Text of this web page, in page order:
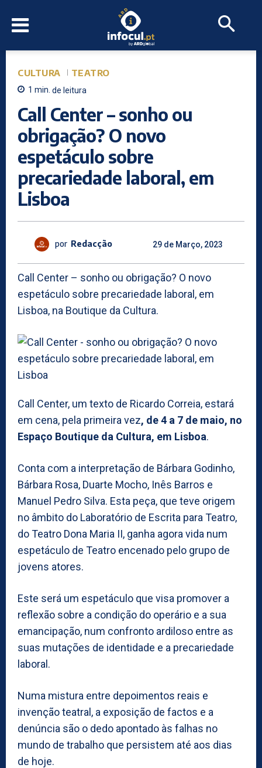
CULTURA TEATRO
1 min. de leitura
Call Center – sonho ou
obrigação? O novo
espetáculo sobre
precariedade laboral, em
Lisboa
por Redacção 29 de Março, 2023
Call Center – sonho ou obrigação? O novo
espetáculo sobre precariedade laboral, em
Lisboa, na Boutique da Cultura.
Call Center, um texto de Ricardo Correia, estará
em cena, pela primeira vez, de 4 a 7 de maio, no
Espaço Boutique da Cultura, em Lisboa.
Conta com a interpretação de Bárbara Godinho,
Bárbara Rosa, Duarte Mocho, Inês Barros e
Manuel Pedro Silva. Esta peça, que teve origem
no âmbito do Laboratório de Escrita para Teatro,
do Teatro Dona Maria II, ganha agora vida num
espetáculo de Teatro encenado pelo grupo de
jovens atores.
Este será um espetáculo que visa promover a
reflexão sobre a condição do operário e a sua
emancipação, num confronto ardiloso entre as
suas mutações de identidade e a precariedade
laboral.
Numa mistura entre depoimentos reais e
invenção teatral, a exposição de factos e a
denúncia são o dedo apontado às falhas no
mundo de trabalho que persistem até aos dias
de hoje.